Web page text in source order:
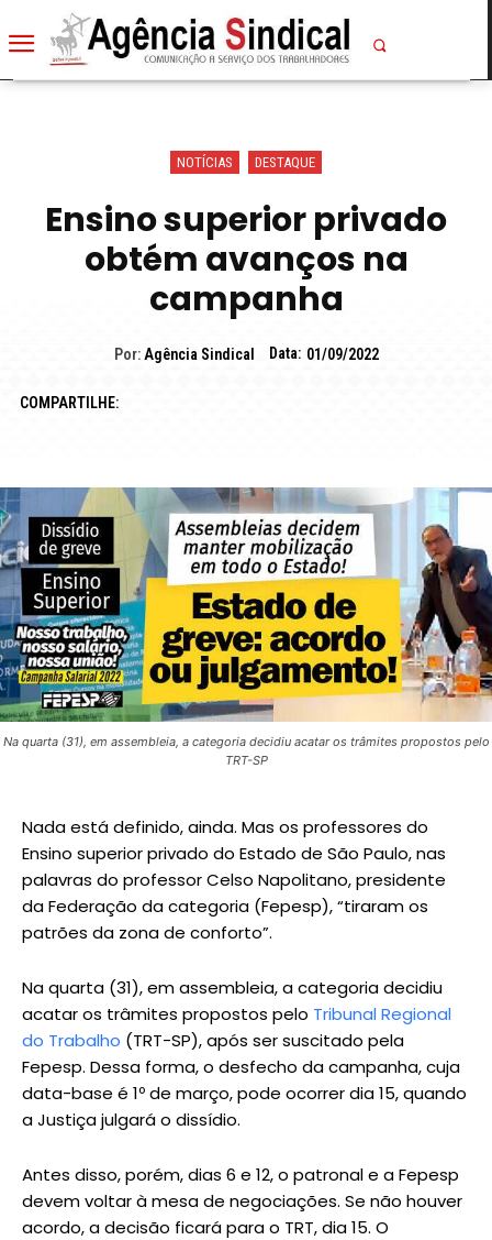
NOTÍCIAS DESTAQUE
Ensino superior privado
obtém avanços na
campanha
Por: Agência Sindical Data: 01/09/2022
COMPARTILHE:
Na quarta (31), em assembleia, a categoria decidiu acatar os trâmites propostos pelo
TRT-SP
Nada está definido, ainda. Mas os professores do
Ensino superior privado do Estado de São Paulo, nas
palavras do professor Celso Napolitano, presidente
da Federação da categoria (Fepesp), “tiraram os
patrões da zona de conforto”.
Na quarta (31), em assembleia, a categoria decidiu
acatar os trâmites propostos pelo Tribunal Regional
do Trabalho (TRT-SP), após ser suscitado pela
Fepesp. Dessa forma, o desfecho da campanha, cuja
data-base é 1º de março, pode ocorrer dia 15, quando
a Justiça julgará o dissídio.
Antes disso, porém, dias 6 e 12, o patronal e a Fepesp
devem voltar à mesa de negociações. Se não houver
acordo, a decisão ficará para o TRT, dia 15. O